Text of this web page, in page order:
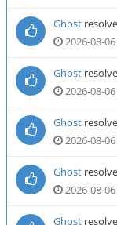
Ghost
2026-08-
Ghost
2026-08-
Ghost
2026-08-06
Ghost
2026-08-
Ghost